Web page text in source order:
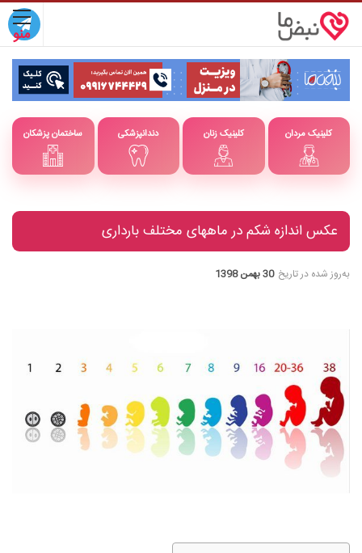
ساختمان پزشکان دندانپزشکی کلینیک زنان کلینیک مردان
عکس اندازه شکم در ماههای مختلف بارداری
به‌روز شده در تاریخ 30 بهمن 1398